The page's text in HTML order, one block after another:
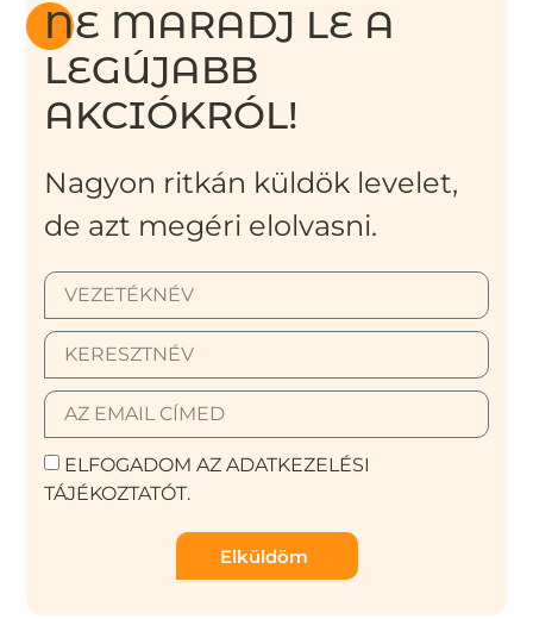
NE MARADJ LE A
LEGÚJABB
AKCIÓKRÓL!
Nagyon ritkán küldök levelet,
de azt megéri elolvasni.
ELFOGADOM AZ ADATKEZELÉSI
TÁJÉKOZTATÓT.
Elküldöm